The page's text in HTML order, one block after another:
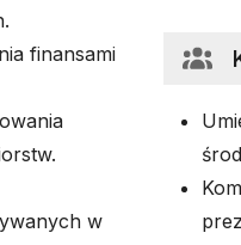
finansami
w